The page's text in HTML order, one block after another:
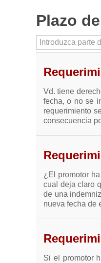
Plazo
Introduzca parte
Vd. tiene
fecha, o no se
requerimiento
consecuencia
¿El promotor
cual deja claro
de una
nueva fecha de
Si el promotor